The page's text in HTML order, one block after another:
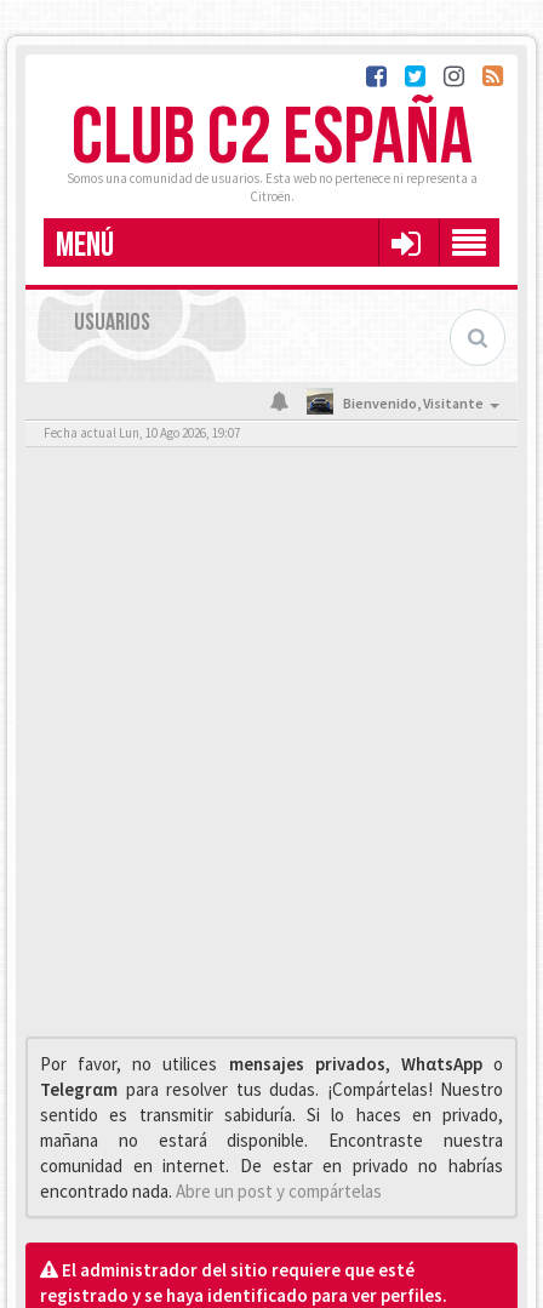
CLUB C2 ESPAÑA
Somos una comunidad de usuarios. Esta web no pertenece ni representa a
Citroën.
MENÚ
USUARIOS
Bienvenido,Visitante
Fecha actual Lun, 10 Ago 2026, 19:07
Por favor, no utilices mensajes privados, WhαtsAppo
Telegrαm para resolver tus dudas. ¡Compártelas! Nuestro
sentido es transmitir sabiduría. Si lo haces en privado,
mañana no estará disponible. Encontraste nuestra
comunidad en internet. De estar en privado no habrías
encontrado nada. Abre un post y compártelas
El administrador del sitio requiere que esté
registrado y se haya identificado para ver perfiles.